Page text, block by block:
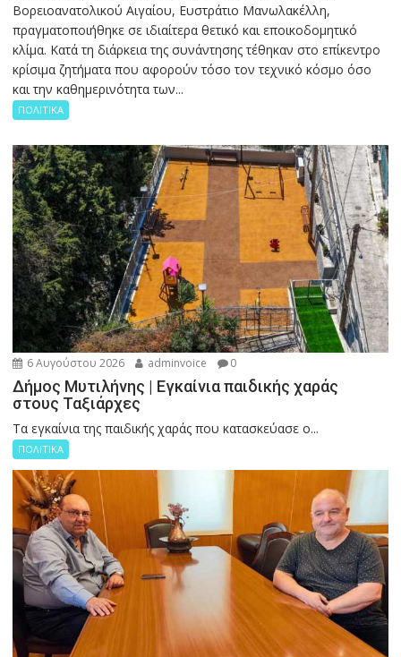
Βορειοανατολικού Αιγαίου, Ευστράτιο Μανωλακέλλη,
πραγματοποιήθηκε σε ιδιαίτερα θετικό και εποικοδομητικό
κλίμα. Κατά τη διάρκεια της συνάντησης τέθηκαν στο επίκεντρο
κρίσιμα ζητήματα που αφορούν τόσο τον τεχνικό κόσμο όσο
και την καθημερινότητα των...
ΠΟΛΙΤΙΚΑ
6 Αυγούστου 2026 adminvoice 0
Δήμος Μυτιλήνης | Εγκαίνια παιδικής χαράς
στους Ταξιάρχες
Tα εγκαίνια της παιδικής χαράς που κατασκεύασε ο...
ΠΟΛΙΤΙΚΑ